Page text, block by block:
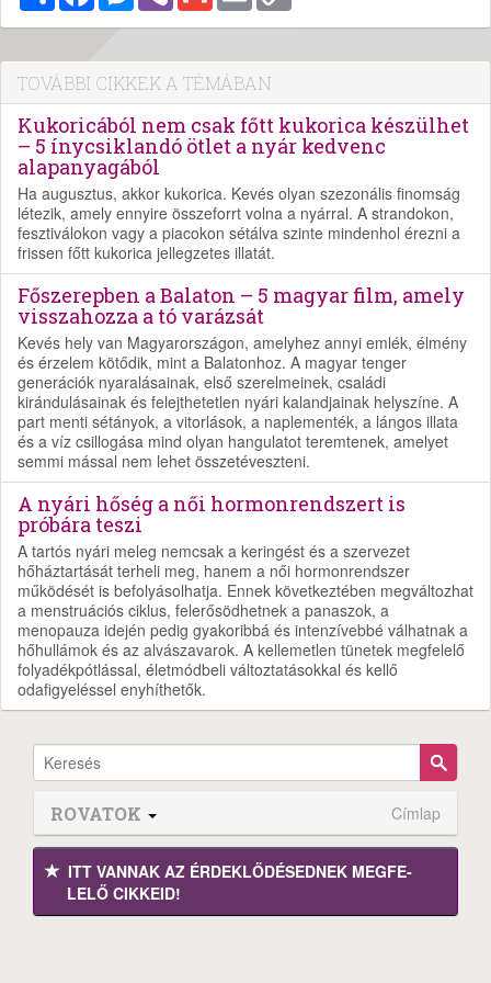
TOVÁBBI CIKKEK A TÉMÁBAN
Kukoricából nem csak főtt kukorica készülhet
– 5 ínycsiklandó ötlet a nyár kedvenc
alapanyagából
Ha augusztus, akkor kukorica. Kevés olyan szezonális finomság
létezik, amely ennyire összeforrt volna a nyárral. A strandokon,
fesztiválokon vagy a piacokon sétálva szinte mindenhol érezni a
frissen főtt kukorica jellegzetes illatát.
Főszerepben a Balaton – 5 magyar film, amely
visszahozza a tó varázsát
Kevés hely van Magyarországon, amelyhez annyi emlék, élmény
és érzelem kötődik, mint a Balatonhoz. A magyar tenger
generációk nyaralásainak, első szerelmeinek, családi
kirándulásainak és felejthetetlen nyári kalandjainak helyszíne. A
part menti sétányok, a vitorlások, a naplementék, a lángos illata
és a víz csillogása mind olyan hangulatot teremtenek, amelyet
semmi mással nem lehet összetéveszteni.
A nyári hőség a női hormonrendszert is
próbára teszi
A tartós nyári meleg nemcsak a keringést és a szervezet
hőháztartását terheli meg, hanem a női hormonrendszer
működését is befolyásolhatja. Ennek következtében megváltozhat
a menstruációs ciklus, felerősödhetnek a panaszok, a
menopauza idején pedig gyakoribbá és intenzívebbé válhatnak a
hőhullámok és az alvászavarok. A kellemetlen tünetek megfelelő
folyadékpótlással, életmódbeli változtatásokkal és kellő
odafigyeléssel enyhíthetők.
ROVATOK Címlap
ITT VANNAK AZ ÉRDEK­LŐDÉ­SEDNEK MEGFE­
LELŐ CIKKEID!